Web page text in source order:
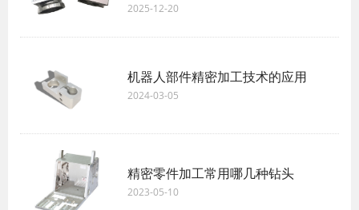
2025-12-20
机器人部件精密加工技术的应用
2024-03-05
精密零件加工常用哪几种钻头
2023-05-10